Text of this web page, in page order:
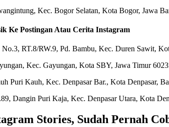
Kec. Bogor Selatan, Kota Bogor, Jawa
Ke Postingan Atau Cerita Instagram
RT.8/RW.9, Pd. Bambu, Kec. Duren Sawit,
Kec. Gayungan, Kota SBY, Jawa Timur
Puri Kauh, Kec. Denpasar Bar., Kota Denpasar,
Dangin Puri Kaja, Kec. Denpasar Utara, Kota
Stories, Sudah Pernah